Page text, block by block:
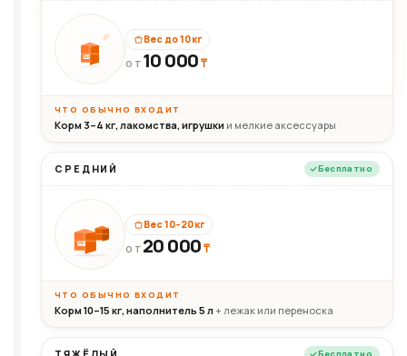
10кг
Вес до 10 кг
ОТ 10 000₸
ЧТО ОБЫЧНО ВХОДИТ
Корм 3–4 кг, лакомства, игрушки и мелкие аксессуары
СРЕДНИЙ Бесплатно
20кг
Вес 10–20 кг
ОТ 20 000₸
ЧТО ОБЫЧНО ВХОДИТ
Корм 10–15 кг, наполнитель 5 л+ лежак или переноска